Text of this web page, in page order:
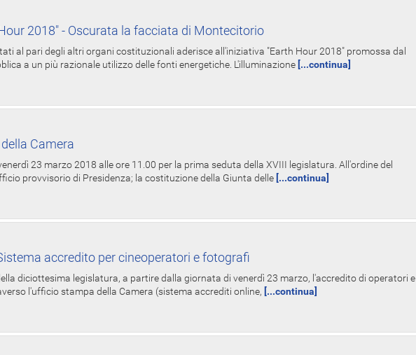
2018" - Oscurata la facciata di Montecitorio
al pari degli altri organi costituzionali aderisce all'iniziativa "Earth Hour 2018" promossa dal
a un più razionale utilizzo delle fonti energetiche. L'illuminazione [...continua]
Camera
23 marzo 2018 alle ore 11.00 per la prima seduta della XVIII legislatura. All'ordine del
provvisorio di Presidenza; la costituzione della Giunta delle [...continua]
accredito per cineoperatori e fotografi
diciottesima legislatura, a partire dalla giornata di venerdì 23 marzo, l'accredito di operatori e
l'ufficio stampa della Camera (sistema accrediti online, [...continua]